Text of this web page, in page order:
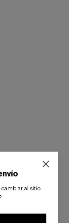
cambiar al sitio